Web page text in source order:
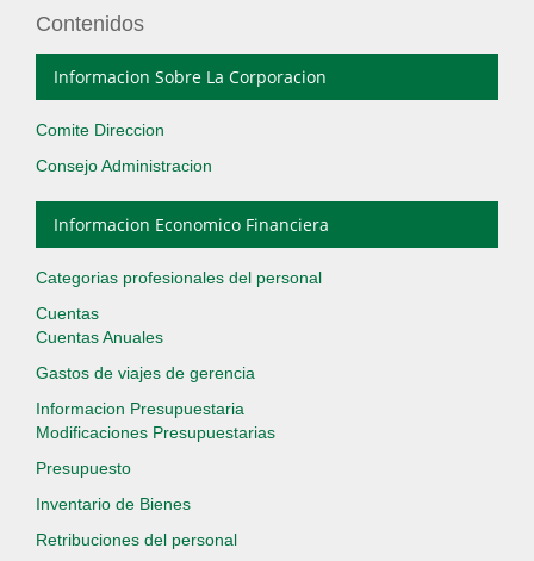
Contenidos
Informacion Sobre La Corporacion
Comite Direccion
Consejo Administracion
Informacion Economico Financiera
Categorias profesionales del personal
Cuentas
Cuentas Anuales
Gastos de viajes de gerencia
Informacion Presupuestaria
Modificaciones Presupuestarias
Presupuesto
Inventario de Bienes
Retribuciones del personal